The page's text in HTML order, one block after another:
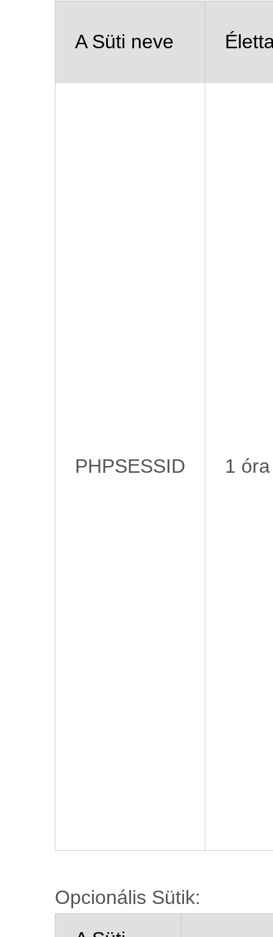
A Süti neve
PHPSESSID 1 óra
Opcionális Sütik: